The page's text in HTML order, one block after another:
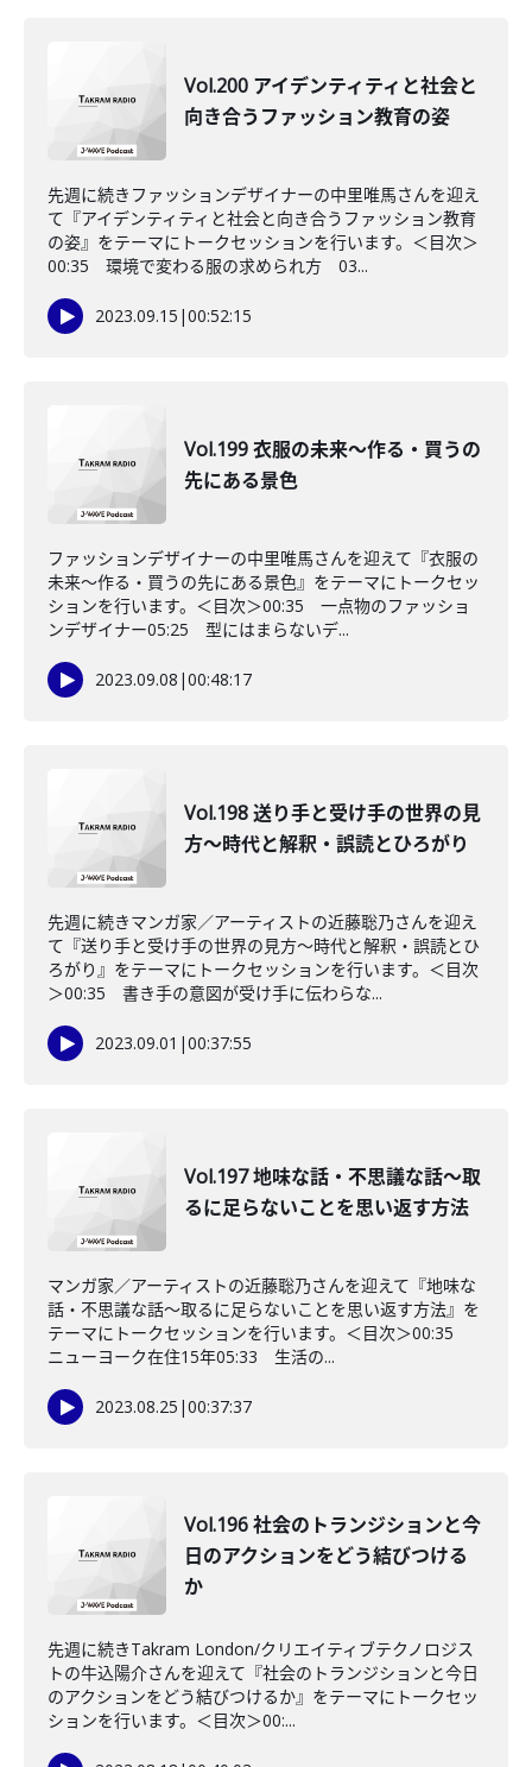
Vol.200 アイデンティティと社会と
向き合うファッション教育の姿
先週に続きファッションデザイナーの中里唯馬さんを迎え
て『アイデンティティと社会と向き合うファッション教育
の姿』をテーマにトークセッションを行います。＜目次＞
00:35 環境で変わる服の求められ方 03...
2023.09.15 |00:52:15
Vol.199 衣服の未来〜作る・買うの
先にある景色
ファッションデザイナーの中里唯馬さんを迎えて『衣服の
未来〜作る・買うの先にある景色』をテーマにトークセッ
ションを行います。＜目次＞00:35 一点物のファッショ
ンデザイナー05:25 型にはまらないデ...
2023.09.08 |00:48:17
Vol.198 送り手と受け手の世界の見
方〜時代と解釈・誤読とひろがり
先週に続きマンガ家／アーティストの近藤聡乃さんを迎え
て『送り手と受け手の世界の見方〜時代と解釈・誤読とひ
ろがり』をテーマにトークセッションを行います。＜目次
＞00:35 書き手の意図が受け手に伝わらな...
2023.09.01 |00:37:55
Vol.197 地味な話・不思議な話〜取
るに足らないことを思い返す方法
マンガ家／アーティストの近藤聡乃さんを迎えて『地味な
話・不思議な話〜取るに足らないことを思い返す方法』を
テーマにトークセッションを行います。＜目次＞00:35
ニューヨーク在住15年05:33 生活の...
2023.08.25 |00:37:37
Vol.196 社会のトランジションと今
日のアクションをどう結びつける
か
先週に続きTakram London/クリエイティブテクノロジス
トの牛込陽介さんを迎えて『社会のトランジションと今日
のアクションをどう結びつけるか』をテーマにトークセッ
ションを行います。＜目次＞00:...